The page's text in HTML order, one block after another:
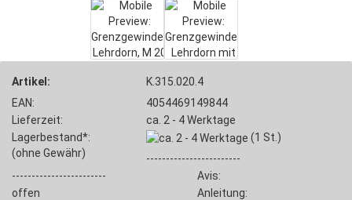
Artikel:
K.315.020.4
EAN:
4054469149844
Lieferzeit:
ca. 2 - 4 Werktage
Lagerbestand*:
(ohne Gewähr)
(1 St.)
------------------------
------------------------
Avis:
offen
Anleitung: